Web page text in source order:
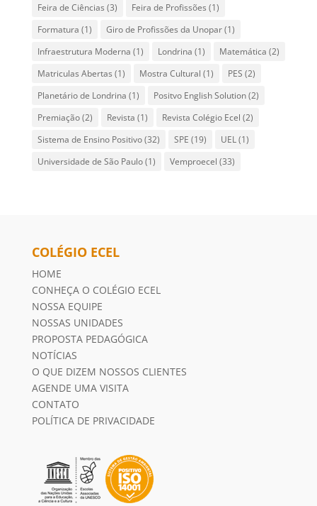
Feira de Ciências (3) Feira de Profissões (1)
Formatura (1) Giro de Profissões da Unopar(1)
Infraestrutura Moderna (1) Londrina (1) Matemática (2)
Matriculas Abertas (1) Mostra Cultural (1) PES (2)
Planetário de Londrina (1) Positvo English Solution(2)
Premiação(2) Revista (1) Revista Colégio Ecel (2)
Sistema de Ensino Positivo(32) SPE (19) UEL(1)
Universidade de São Paulo(1) Vemproecel (33)
COLÉGIO ECEL
HOME
CONHEÇA O COLÉGIO ECEL
NOSSA EQUIPE
NOSSAS UNIDADES
PROPOSTA PEDAGÓGICA
NOTÍCIAS
O QUE DIZEM NOSSOS CLIENTES
AGENDE UMA VISITA
CONTATO
POLÍTICA DE PRIVACIDADE